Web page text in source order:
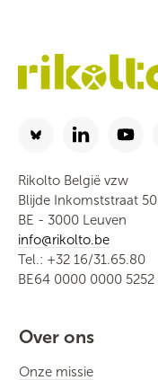
Rikolto België vzw
Blijde Inkomststraat 50
BE - 3000 Leuven
info@rikolto.be
Tel.: +32 16/31.65.80
BE64 0000 0000 5252
Over ons
Onze missie